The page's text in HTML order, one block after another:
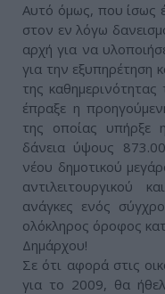
Αυτό όμως, που ίσως
στον εν λόγω
αρχή για να
για την εξυπηρέτηση
της
έπραξε η
της οποίας
δάνεια ύψους
νέου δημοτικού
αντιλειτουργικού
ανάγκες ενός
ολόκληρος όροφος
Δημάρχου!
Σε ότι αφορά στις
για το 2009, θα